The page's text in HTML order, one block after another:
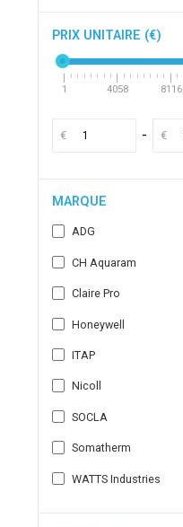
PRIX UNITAIRE (€)
1 4058 8116
€ - €
MARQUE
ADG
CH Aquaram
Claire Pro
Honeywell
ITAP
Nicoll
SOCLA
Somatherm
WATTS Industries